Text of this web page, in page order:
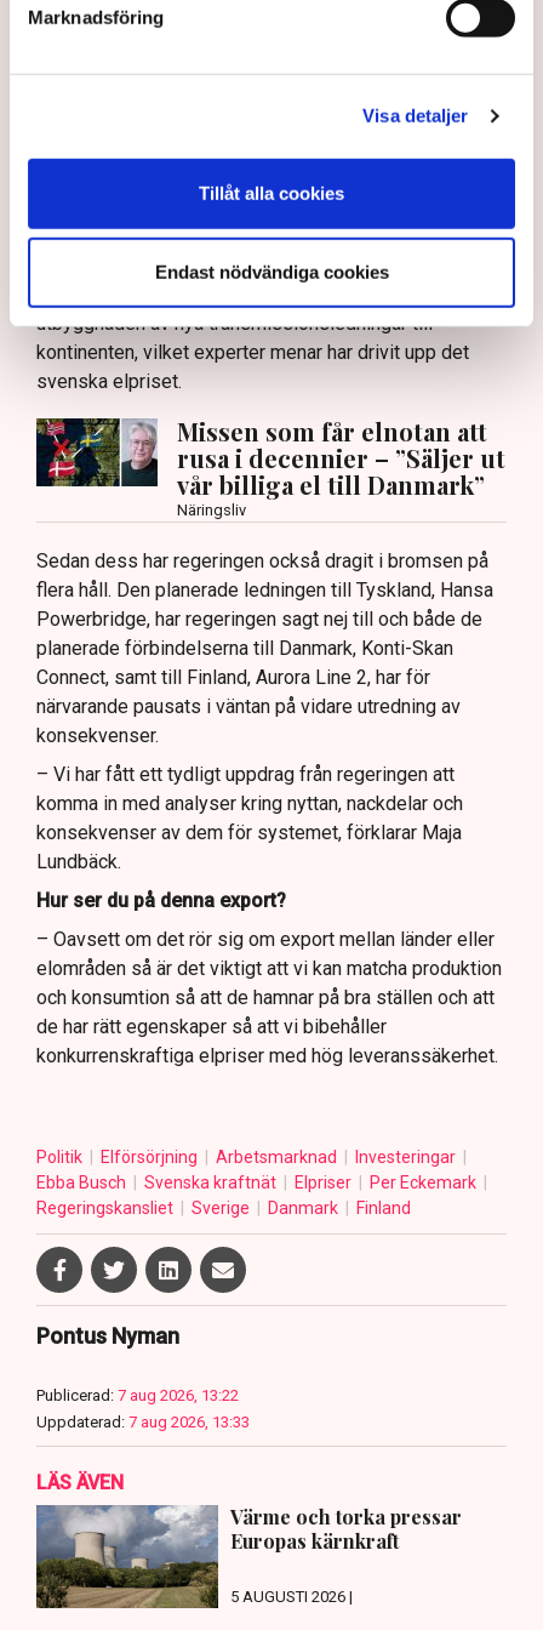
Marknadsföring
Visa detaljer
Tillåt alla cookies
Endast nödvändiga cookies
hur statlig styrning fungerar. Det har varit oerhört
”Viktigt att vi bibehåller
konkurrenskraftiga elpriser
med hög leveranssäkerhet.”
Ett område som debatterats flitigt, och där Tidningen
utbyggnaden av nya transmissionsledningar till
kontinenten, vilket experter menar har drivit upp det
svenska elpriset.
Missen som får elnotan att
rusa i decennier – ”Säljer ut
vår billiga el till Danmark”
Näringsliv
Sedan dess har regeringen också dragit i bromsen på
flera håll. Den planerade ledningen till Tyskland, Hansa
Powerbridge, har regeringen sagt nej till och både de
planerade förbindelserna till Danmark, Konti-Skan
Connect, samt till Finland, Aurora Line 2, har för
närvarande pausats i väntan på vidare utredning av
konsekvenser.
– Vi har fått ett tydligt uppdrag från regeringen att
komma in med analyser kring nyttan, nackdelar och
konsekvenser av dem för systemet, förklarar Maja
Lundbäck.
Hur ser du på denna export?
– Oavsett om det rör sig om export mellan länder eller
elområden så är det viktigt att vi kan matcha produktion
och konsumtion så att de hamnar på bra ställen och att
de har rätt egenskaper så att vi bibehåller
konkurrenskraftiga elpriser med hög leveranssäkerhet.
Politik Elförsörjning Arbetsmarknad
Investeringar
Ebba Busch
Svenska kraftnät Elpriser
Per Eckemark
Regeringskansliet
Sverige Danmark Finland
Pontus Nyman
Publicerad: 7 aug 2026, 13:22
Uppdaterad: 7 aug 2026, 13:33
LÄS ÄVEN
Värme och torka pressar
Europas kärnkraft
5 AUGUSTI 2026 |